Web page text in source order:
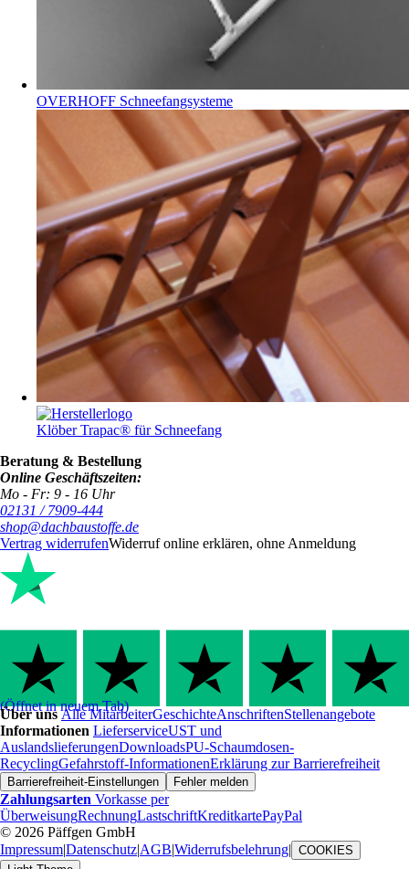
OVERHOFF Schneefangsysteme
Klöber Trapac® für Schneefang
Beratung & Bestellung
Online Geschäftszeiten:
Mo - Fr: 9 - 16 Uhr
02131 / 7909-444
shop@dachbaustoffe.de
Vertrag widerrufenWiderruf online erklären, ohne Anmeldung
(Öffnet in neuem Tab)
Über unsAlle MitarbeiterGeschichteAnschriftenStellenangebote
Informationen LieferserviceUST und
AuslandslieferungenDownloadsPU-Schaumdosen-
RecyclingGefahrstoff-InformationenErklärung zur Barrierefreiheit
Barrierefreiheit-Einstellungen Fehler melden
Zahlungsarten Vorkasse per
ÜberweisungRechnungLastschriftKreditkartePayPal
© 2026 Päffgen GmbH
Impressum|Datenschutz|AGB|Widerrufsbelehrung| COOKIES